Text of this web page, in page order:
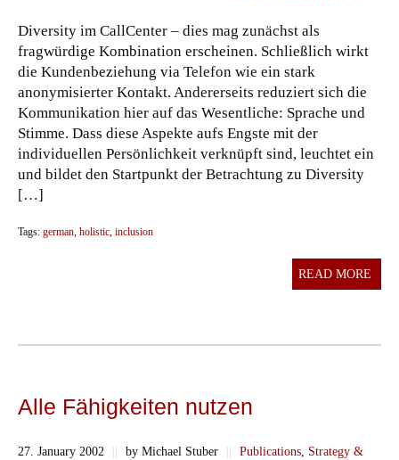
Diversity im CallCenter – dies mag zunächst als
fragwürdige Kombination erscheinen. Schließlich wirkt
die Kundenbeziehung via Telefon wie ein stark
anonymisierter Kontakt. Andererseits reduziert sich die
Kommunikation hier auf das Wesentliche: Sprache und
Stimme. Dass diese Aspekte aufs Engste mit der
individuellen Persönlichkeit verknüpft sind, leuchtet ein
und bildet den Startpunkt der Betrachtung zu Diversity
[…]
Tags: german holistic inclusion
READ MORE
Alle Fähigkeiten nutzen
27. January 2002 || by Michael Stuber || Publications, Strategy &